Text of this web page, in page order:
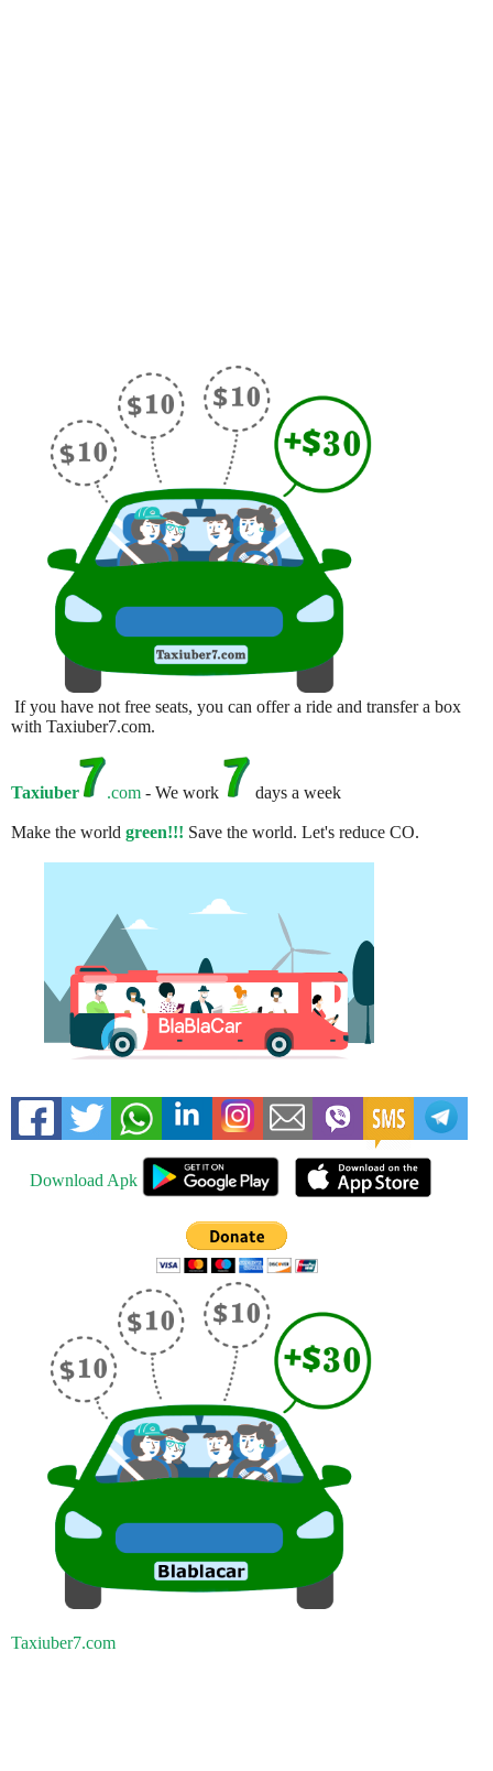
If you have not free seats, you can offer a ride and transfer a box
with Taxiuber7.com.
Taxiuber .com - We work days a week
Make the world green!!! Save the world. Let's reduce CO.
Download Apk
Taxiuber7.com